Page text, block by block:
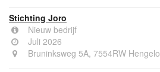
Stichting Joro
Nieuw bedrijf
Juli 2026
Bruninksweg 5A, 7554RW Hengelo